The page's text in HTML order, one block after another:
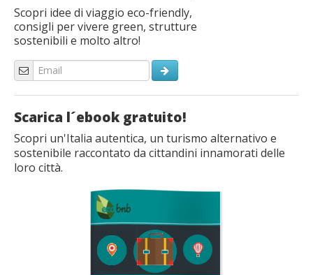
Scopri idee di viaggio eco-friendly,
consigli per vivere green, strutture
sostenibili e molto altro!
Scarica l´ebook gratuito!
Scopri un'Italia autentica, un turismo alternativo e
sostenibile raccontato da cittandini innamorati delle
loro città.